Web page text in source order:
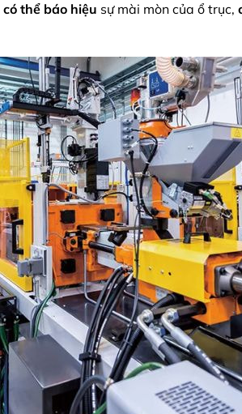
có thể báo hiệu sự mài mòn của ổ trục,